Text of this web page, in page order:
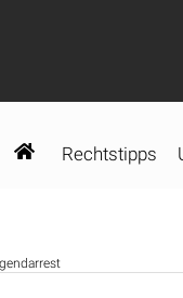
Rechtstipps